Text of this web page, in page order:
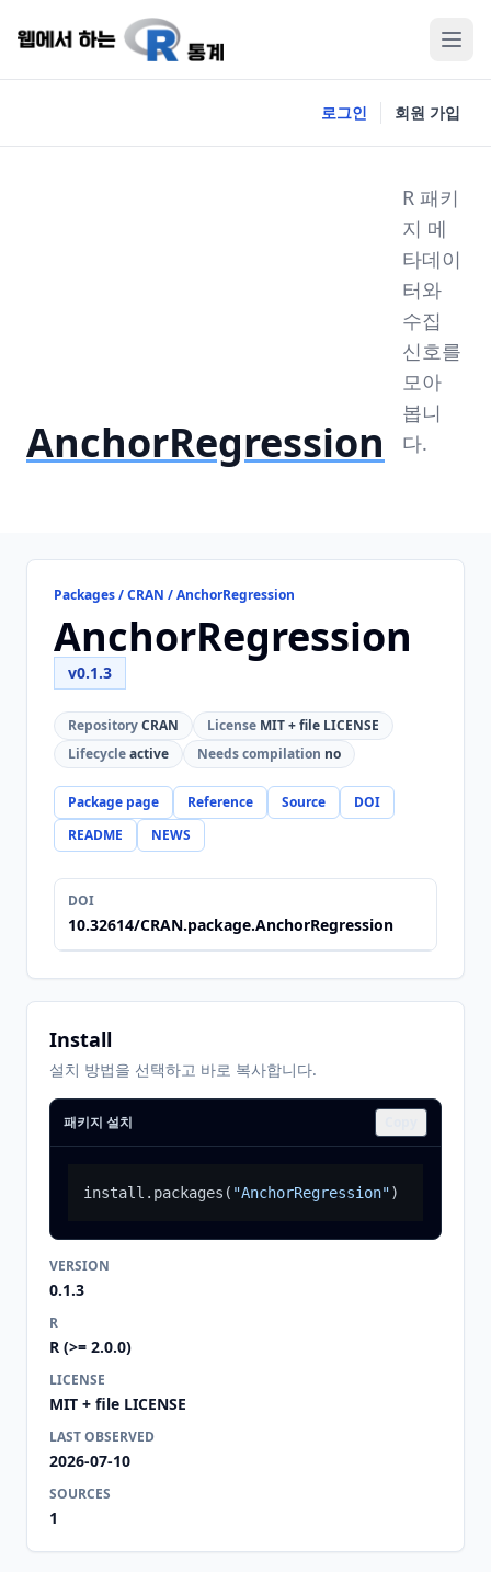
로그인 회원 가입
AnchorRegression
R 패키
지 메
타데이
터와
수집
신호를
모아
봅니
다.
Packages / CRAN / AnchorRegression
AnchorRegression
v0.1.3
RepositoryCRAN License MIT + file LICENSE
Lifecycleactive Needs compilation no
Package page Reference Source
DOI
README
NEWS
DOI
10.32614/CRAN.package.AnchorRegression
Install
설치 방법을 선택하고 바로 복사합니다.
패키지 설치
install.packages ( "AnchorRegression")
VERSION
0.1.3
R
R (>= 2.0.0)
LICENSE
MIT + file LICENSE
LAST OBSERVED
2026-07-10
SOURCES
1